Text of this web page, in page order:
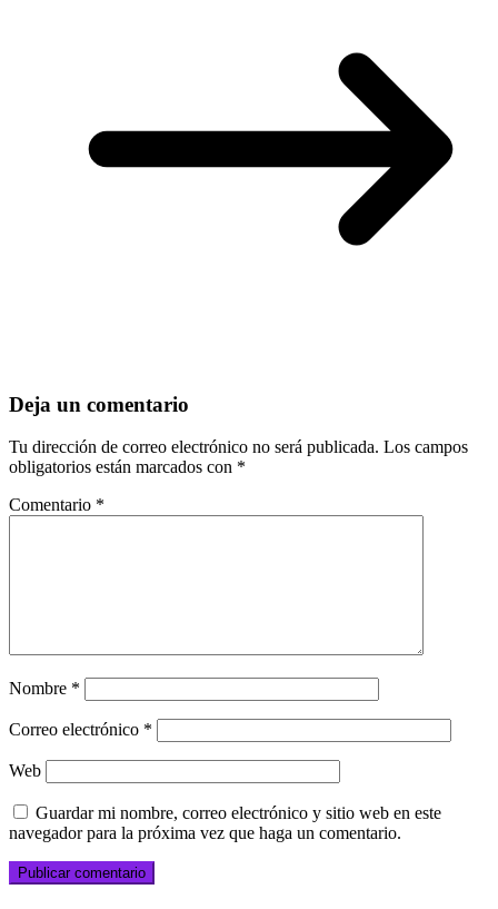
Deja un comentario
Tu dirección de correo electrónico no será publicada. Los campos
obligatorios están marcados con *
Comentario *
Nombre *
Correo electrónico *
Web
Guardar mi nombre, correo electrónico y sitio web en este
navegador para la próxima vez que haga un comentario.